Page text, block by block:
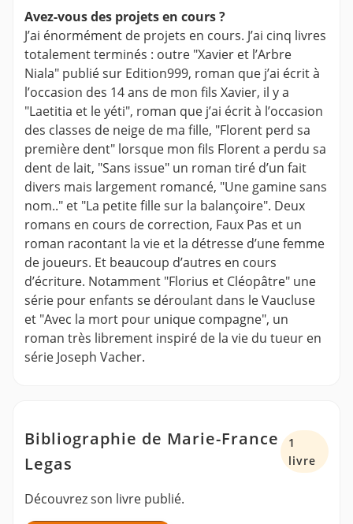
Avez-vous des projets en cours ?
J’ai énormément de projets en cours. J’ai cinq livres
totalement terminés : outre "Xavier et l’Arbre
Niala" publié sur Edition999, roman que j’ai écrit à
l’occasion des 14 ans de mon fils Xavier, il y a
"Laetitia et le yéti", roman que j’ai écrit à l’occasion
des classes de neige de ma fille, "Florent perd sa
première dent" lorsque mon fils Florent a perdu sa
dent de lait, "Sans issue" un roman tiré d’un fait
divers mais largement romancé, "Une gamine sans
nom.." et "La petite fille sur la balançoire". Deux
romans en cours de correction, Faux Pas et un
roman racontant la vie et la détresse d’une femme
de joueurs. Et beaucoup d’autres en cours
d’écriture. Notamment "Florius et Cléopâtre" une
série pour enfants se déroulant dans le Vaucluse
et "Avec la mort pour unique compagne", un
roman très librement inspiré de la vie du tueur en
série Joseph Vacher.
Bibliographie de Marie-France
Legas
1
livre
Découvrez son livre publié.